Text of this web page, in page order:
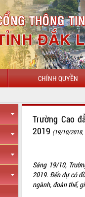
CHÍNH QUYỀN
Trường Cao
2019 (19/10/2018,
Sáng 19/10,
2019. Đến dự có
ngành, đoàn thể,